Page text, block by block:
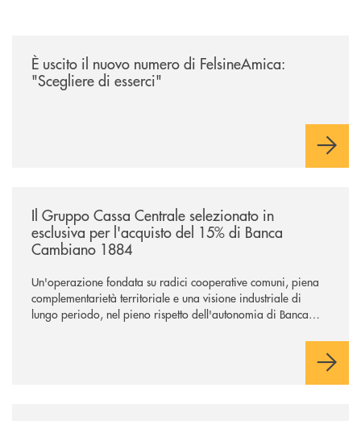
È uscito il nuovo numero di FelsineAmica:
"Scegliere di esserci"
Il Gruppo Cassa Centrale selezionato in
esclusiva per l'acquisto del 15% di Banca
Cambiano 1884
Un'operazione fondata su radici cooperative comuni, piena
complementarietà territoriale e una visione industriale di
lungo periodo, nel pieno rispetto dell'autonomia di Banca
negoziazione esclusiva per la finalizzazione dell’operazione.